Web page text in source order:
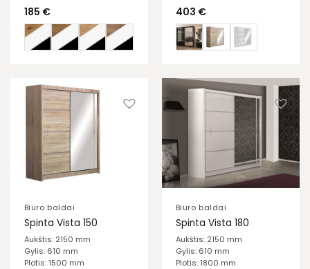
185 € 403 €
Biuro baldai
Spinta Vista 150
Aukštis: 2150 mm
Gylis: 610 mm
Plotis: 1500 mm
Biuro baldai
Spinta Vista 180
Aukštis: 2150 mm
Gylis: 610 mm
Plotis: 1800 mm